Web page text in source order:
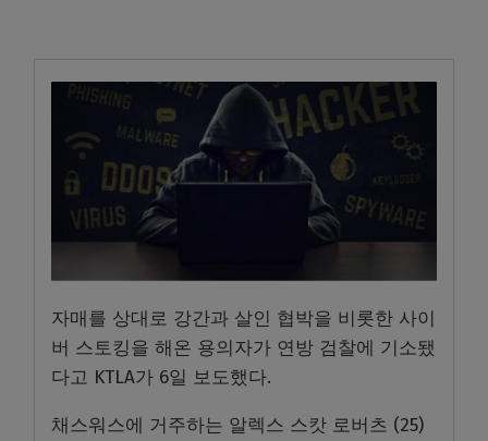
자매를 상대로 강간과 살인 협박을 비롯한 사이
버 스토킹을 해온 용의자가 연방 검찰에 기소됐
다고 KTLA가 6일 보도했다.
채스워스에 거주하는 알렉스 스캇 로버츠 (25)